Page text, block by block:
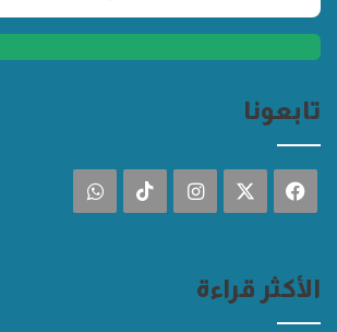
تابعونا
فيسبوك انستقرام ‫TikTokواتساب
الأكثر قراءة